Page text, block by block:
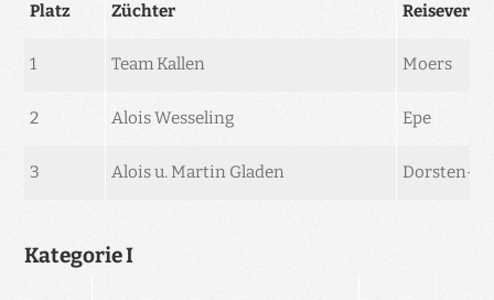
Platz Züchter
1 Team Kallen Moers
2 Alois Wesseling Epe
3 Alois u. Martin Gladen Dorsten-
Kategorie I